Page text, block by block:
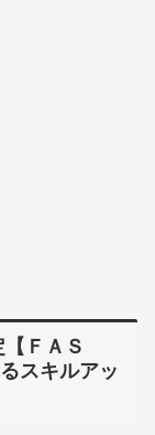
ＦＡＳ
スキルアッ